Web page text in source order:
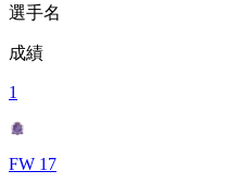
選手名
成績
1
FW 17